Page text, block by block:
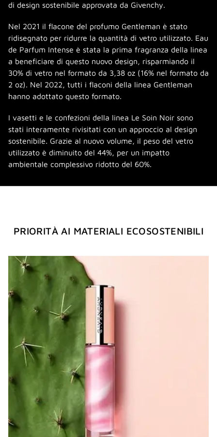
di design sostenibile approvata da Givenchy.
Nel 2021 il flacone del profumo Gentleman è stato
ridisegnato per ridurre la quantità di vetro utilizzato. Eau
de Parfum Intense è stata la prima fragranza della linea
a beneficiare di questo nuovo design, risparmiando il
30% di vetro nel formato da 3,38 oz (16% nel formato da
2 oz). Nel 2022, tutti i flaconi della linea Gentleman
hanno adottato questo formato.
I vasetti e le confezioni della linea Le Soin Noir sono
stati interamente rivisitati con un approccio al design
sostenibile. Grazie al nuovo volume, il peso del vetro
utilizzato è diminuito del 44%, per un impatto
ambientale complessivo ridotto del 60%.
PRIORITÀ AI MATERIALI ECOSOSTENIBILI